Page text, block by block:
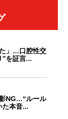
」…口腔性交
”を証言...
NG…“ルール
た本音...